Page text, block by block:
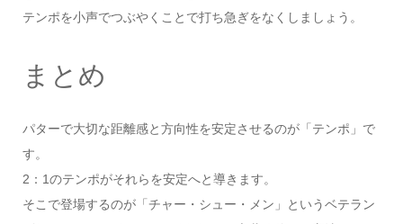
テンポを小声でつぶやくことで打ち急ぎをなくしましょう。
まとめ
パターで大切な距離感と方向性を安定させるのが「テンポ」で
す。
2：1のテンポがそれらを安定へと導きます。
そこで登場するのが「チャー・シュー・メン」というベテラン